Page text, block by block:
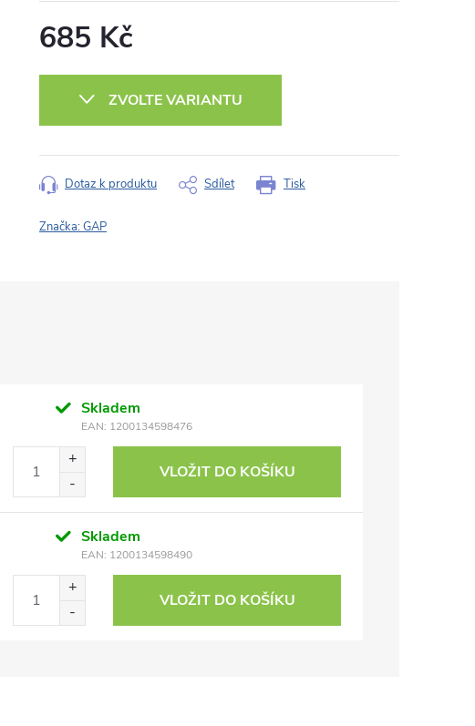
685 Kč
ZVOLTE VARIANTU
Tisk
Dotaz k produktu Sdílet
Značka:GAP
Skladem
EAN: 1200134598476
VLOŽIT DO KOŠÍKU
Skladem
EAN: 1200134598490
VLOŽIT DO KOŠÍKU